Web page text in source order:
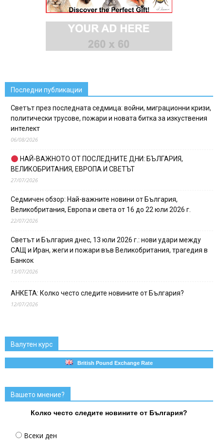
Последни публикации
Светът през последната седмица: войни, миграционни кризи,
политически трусове, пожари и новата битка за изкуствения
интелект
06/08/2026
НАЙ-ВАЖНОТО ОТ ПОСЛЕДНИТЕ ДНИ: БЪЛГАРИЯ,
ВЕЛИКОБРИТАНИЯ, ЕВРОПА И СВЕТЪТ
27/07/2026
Седмичен обзор: Най-важните новини от България,
Великобритания, Европа и света от 16 до 22 юли 2026 г.
22/07/2026
Светът и България днес, 13 юли 2026 г.: нови удари между
САЩ и Иран, жеги и пожари във Великобритания, трагедия в
Банкок
13/07/2026
АНКЕТА: Колко често следите новините от България?
12/07/2026
Валутен курс
British Pound Exchange Rate
Вашето мнение?
Колко често следите новините от България?
Всеки ден